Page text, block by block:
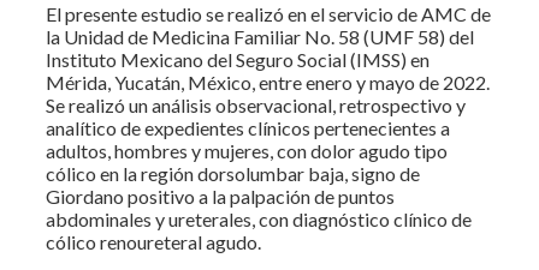
El presente estudio se realizó en el servicio de AMC de
la Unidad de Medicina Familiar No. 58 (UMF 58) del
Instituto Mexicano del Seguro Social (IMSS) en
Mérida, Yucatán, México, entre enero y mayo de 2022.
Se realizó un análisis observacional, retrospectivo y
analítico de expedientes clínicos pertenecientes a
adultos, hombres y mujeres, con dolor agudo tipo
cólico en la región dorsolumbar baja, signo de
Giordano positivo a la palpación de puntos
abdominales y ureterales, con diagnóstico clínico de
cólico renoureteral agudo.